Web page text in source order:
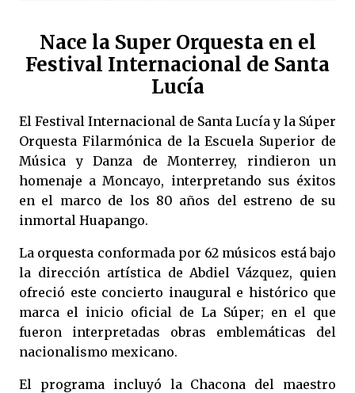
Nace la Super Orquesta en el
Festival Internacional de Santa
Lucía
El Festival Internacional de Santa Lucía y la Súper
Orquesta Filarmónica de la Escuela Superior de
Música y Danza de Monterrey, rindieron un
homenaje a Moncayo, interpretando sus éxitos
en el marco de los 80 años del estreno de su
inmortal Huapango.
La orquesta conformada por 62 músicos está bajo
la dirección artística de Abdiel Vázquez, quien
ofreció este concierto inaugural e histórico que
marca el inicio oficial de La Súper; en el que
fueron interpretadas obras emblemáticas del
nacionalismo mexicano.
El programa incluyó la Chacona del maestro